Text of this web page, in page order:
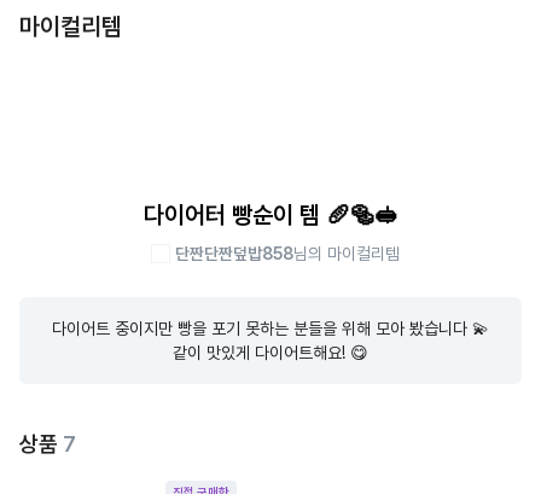
마이컬리템
다이어터 빵순이 템 🥖🥯🥪
단짠단짠덮밥858님의 마이컬리템
다이어트 중이지만 빵을 포기 못하는 분들을 위해 모아 봤습니다 💫
같이 맛있게 다이어트해요! 😋
상품 7